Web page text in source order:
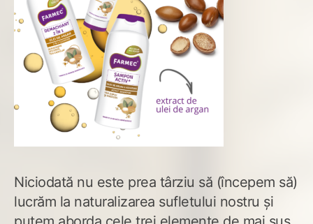
Niciodată nu este prea târziu să (începem să)
lucrăm la naturalizarea sufletului nostru și